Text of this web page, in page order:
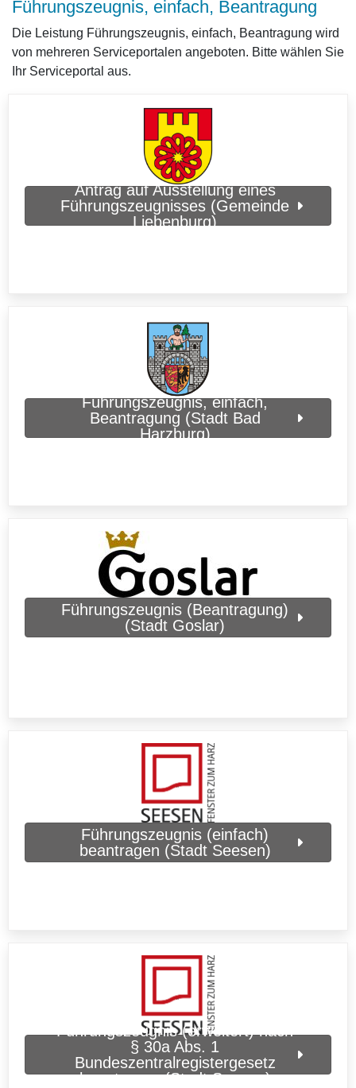
Führungszeugnis, einfach, Beantragung
Die Leistung Führungszeugnis, einfach, Beantragung wird
von mehreren Serviceportalen angeboten. Bitte wählen Sie
Ihr Serviceportal aus.
Antrag auf Ausstellung eines
Führungszeugnisses (Gemeinde
Liebenburg)
Führungszeugnis, einfach,
Beantragung (Stadt Bad
Harzburg)
Führungszeugnis (Beantragung)
(Stadt Goslar)
Führungszeugnis (einfach)
beantragen (Stadt Seesen)
Führungszeugnis (erweitert) nach
§ 30a Abs. 1
Bundeszentralregistergesetz
beantragen (Stadt Seesen)